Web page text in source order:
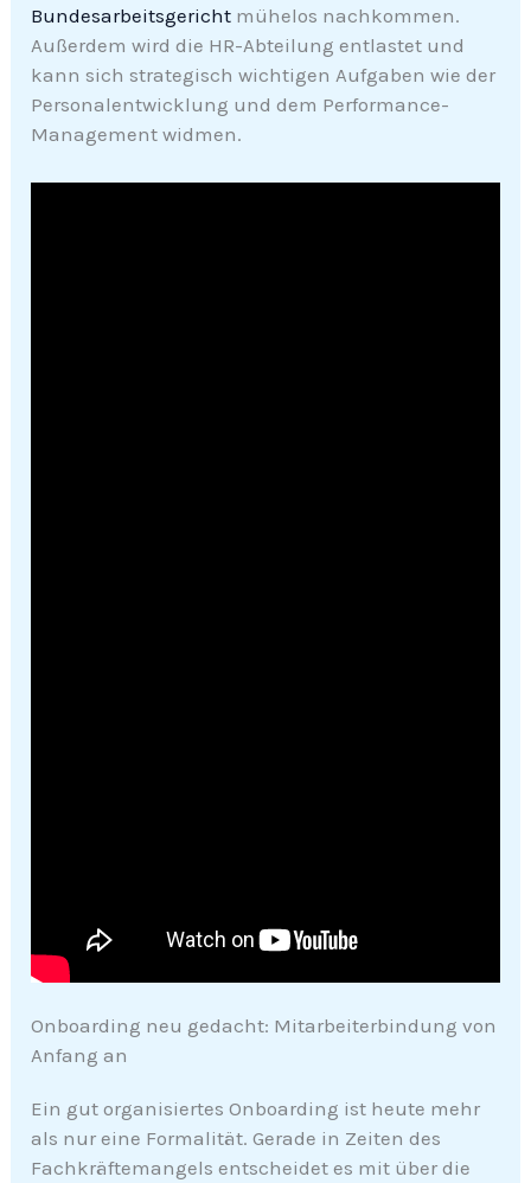
Bundesarbeitsgericht mühelos nachkommen.
Außerdem wird die HR-Abteilung entlastet und
kann sich strategisch wichtigen Aufgaben wie der
Personalentwicklung und dem Performance-
Management widmen.
Onboarding neu gedacht: Mitarbeiterbindung von
Anfang an
Ein gut organisiertes Onboarding ist heute mehr
als nur eine Formalität. Gerade in Zeiten des
Fachkräftemangels entscheidet es mit über die